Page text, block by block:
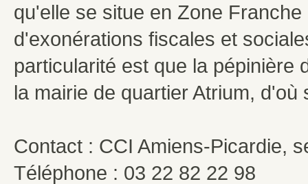
qu'elle se situe en Zone
d'exonérations fiscales et
particularité est que la pépinière
la mairie de quartier Atrium, d'où
Contact : CCI Amiens-Picardie,
Téléphone : 03 22 82 22 98